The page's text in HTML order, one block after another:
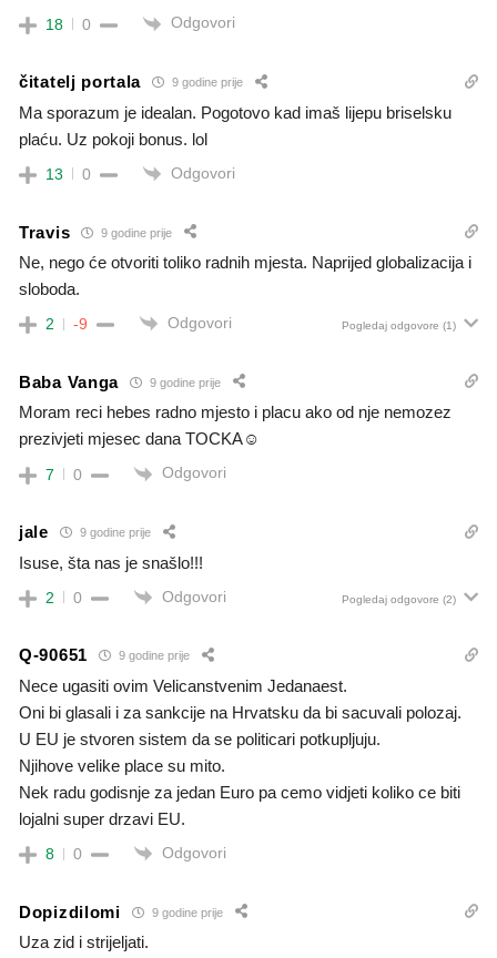
18 0 Odgovori
čitatelj portala 9 godine prije
Ma sporazum je idealan. Pogotovo kad imaš lijepu briselsku
plaću. Uz pokoji bonus. lol
13 0 Odgovori
Travis 9 godine prije
Ne, nego će otvoriti toliko radnih mjesta. Naprijed globalizacija i
sloboda.
2 -9 Odgovori Pogledaj odgovore (1)
Baba Vanga 9 godine prije
Moram reci hebes radno mjesto i placu ako od nje nemozez
prezivjeti mjesec dana TOCKA☺
7 0 Odgovori
jale 9 godine prije
Isuse, šta nas je snašlo!!!
2 0 Odgovori Pogledaj odgovore (2)
Q-90651 9 godine prije
Nece ugasiti ovim Velicanstvenim Jedanaest.
Oni bi glasali i za sankcije na Hrvatsku da bi sacuvali polozaj.
U EU je stvoren sistem da se politicari potkupljuju.
Njihove velike place su mito.
Nek radu godisnje za jedan Euro pa cemo vidjeti koliko ce biti
lojalni super drzavi EU.
8 0 Odgovori
Dopizdilomi 9 godine prije
Uza zid i strijeljati.